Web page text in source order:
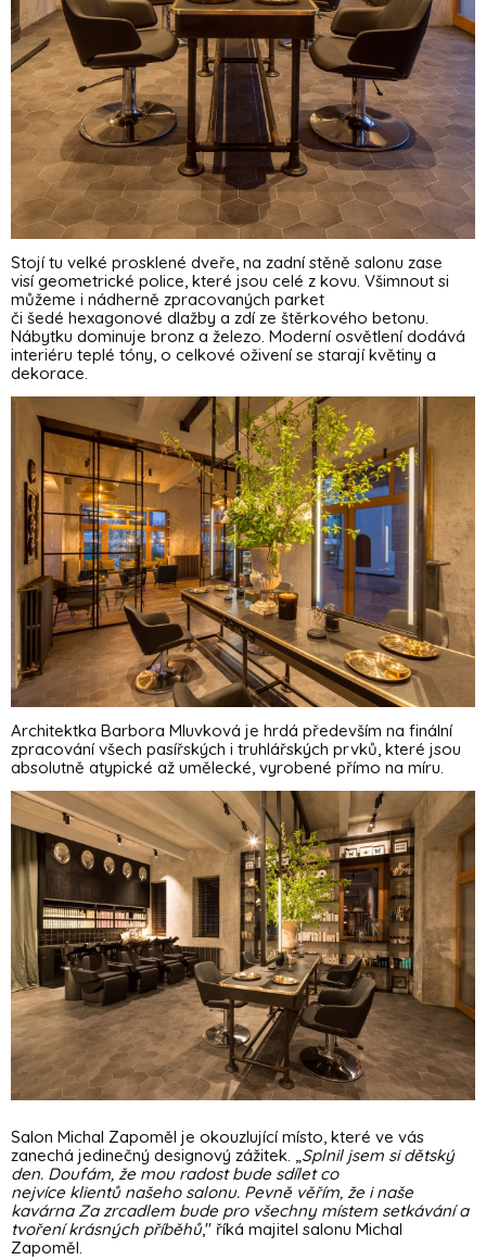
Stojí tu velké prosklené dveře, na zadní stěně salonu zase
visí geometrické police, které jsou celé z kovu. Všimnout si
můžeme i nádherně zpracovaných parket
či šedé hexagonové dlažby a zdí ze štěrkového betonu.
Nábytku dominuje bronz a železo. Moderní osvětlení dodává
interiéru teplé tóny, o celkové oživení se starají květiny a
dekorace.
Architektka Barbora Mluvková je hrdá především na finální
zpracování všech pasířských i truhlářských prvků, které jsou
absolutně atypické až umělecké, vyrobené přímo na míru.
Salon Michal Zapoměl je okouzlující místo, které ve vás
zanechá jedinečný designový zážitek. „Splnil jsem si dětský
den. Doufám, že mou radost bude sdílet co
nejvíce klientů našeho salonu. Pevně věřím, že i naše
kavárna Za zrcadlem bude pro všechny místem setkávání a
tvoření krásných příběhů," říká majitel salonu Michal
Zapoměl.